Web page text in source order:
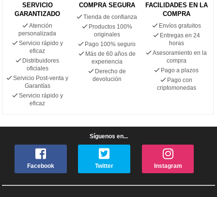
SERVICIO
GARANTIZADO
Atención
personalizada
Servicio rápido y
eficaz
Distribuidores
oficiales
Servicio Post-venta y
Garantías
Servicio rápido y
eficaz
COMPRA SEGURA
Tienda de confianza
Productos 100%
originales
Pago 100% seguro
Más de 60 años de
experiencia
Derecho de
devolución
FACILIDADES EN LA
COMPRA
Envíos gratuitos
Entregas en 24
horas
Asesoramiento en la
compra
Pago a plazos
Pago con
criptomonedas
Síguenos en...
Facebook Twitter Instagram